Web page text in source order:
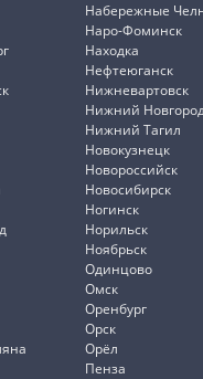
Набережные
Наро-Фоминск
Находка
Нефтеюганск
Нижневартовск
Нижний
Нижний Тагил
Новокузнецк
Новороссийск
Новосибирск
Ногинск
Норильск
Ноябрьск
Одинцово
Омск
Оренбург
Орск
Орёл
Пенза